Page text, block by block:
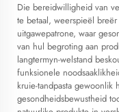
Die bereidwilligheid van
te betaal, weerspieël
uitgawepatrone, waar
van hul begroting aan
langtermyn-welstand
funksionele
kruie-tandpasta
gesondheidsbewustheid